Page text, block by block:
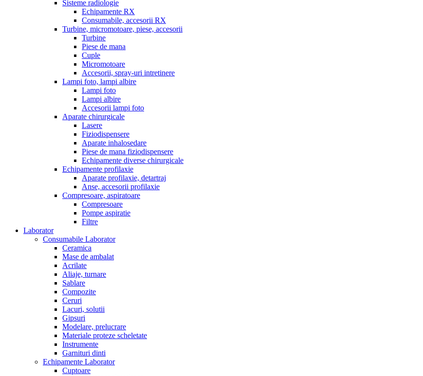
Sisteme radiologie
Echipamente RX
Consumabile, accesorii RX
Turbine, micromotoare, piese, accesorii
Turbine
Piese de mana
Cuple
Micromotoare
Accesorii, spray-uri intretinere
Lampi foto, lampi albire
Lampi foto
Lampi albire
Accesorii lampi foto
Aparate chirurgicale
Lasere
Fiziodispensere
Aparate inhalosedare
Piese de mana fiziodispensere
Echipamente diverse chirurgicale
Echipamente profilaxie
Aparate profilaxie, detartraj
Anse, accesorii profilaxie
Compresoare, aspiratoare
Compresoare
Pompe aspiratie
Filtre
Laborator
Consumabile Laborator
Ceramica
Mase de ambalat
Acrilate
Aliaje, turnare
Sablare
Compozite
Ceruri
Lacuri, solutii
Gipsuri
Modelare, prelucrare
Materiale proteze scheletate
Instrumente
Garnituri dinti
Echipamente Laborator
Cuptoare